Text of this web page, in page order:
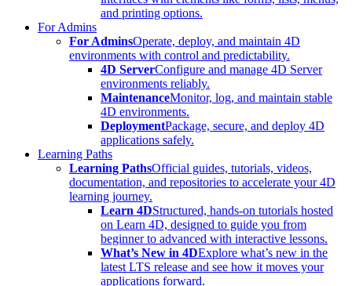
and printing options.
For Admins
For AdminsOperate, deploy, and maintain 4D
environments with control and predictability.
4D ServerConfigure and manage 4D Server
environments reliably.
MaintenanceMonitor, log, and maintain stable
4D environments.
DeploymentPackage, secure, and deploy 4D
applications safely.
Learning Paths
Learning PathsOfficial guides, tutorials, videos,
documentation, and repositories to accelerate your 4D
learning journey.
Learn 4DStructured, hands-on tutorials hosted
on Learn 4D, designed to guide you from
beginner to advanced with interactive lessons.
What’s New in 4DExplore what’s new in the
latest LTS release and see how it moves your
applications forward.